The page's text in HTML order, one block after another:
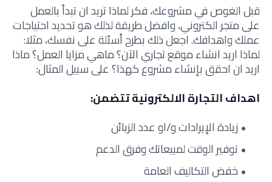
قبل الغوص في مشروعك، فكر لماذا تريد ان تبدأ بالعمل
على متجر الكتروني، وافضل طريقة لذلك هو تحديد احتياجات
عملك واهدافك. اجعل ذلك بطرح أسئلة على نفسك، مثلا:
لماذا اريد انشاء موقع تجاري الآن؟ ماهي مزايا العمل؟ ماذا
اريد ان احقق بإنشاء مشروع كهذا؟ على سبيل المثال:
اهداف التجارة الالكترونية تتضمن:
زيادة الإيرادات و/او عدد الزبائن
توفير الوقت لمبيعاتك وفرق الدعم
خفض التكاليف العامة